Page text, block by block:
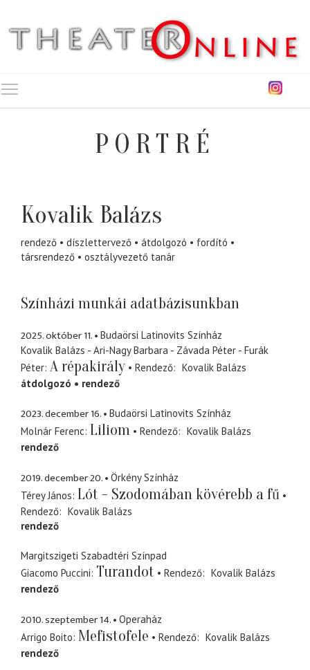
PORTRÉ
Kovalik Balázs
rendező díszlettervező átdolgozó
fordító
társrendező
osztályvezető tanár
Színházi munkái adatbázisunkban
2025. október 11.
Budaörsi Latinovits Színház
Kovalik Balázs - Ari-Nagy Barbara - Závada Péter - Furák
Péter A répakirály Rendező
Kovalik Balázs
átdolgozó
rendező
2023. december 16.
Budaörsi Latinovits Színház
Molnár Ferenc Liliom Rendező
Kovalik Balázs
rendező
2019. december 20.
Örkény Színház
Térey János Lót - Szodomában kövérebb a fű
Rendező
Kovalik Balázs
rendező
Margitszigeti Szabadtéri Színpad
Giacomo Puccini Turandot Rendező
Kovalik Balázs
rendező
2010. szeptember 14.
Operaház
Arrigo Boito Mefistofele Rendező
Kovalik Balázs
rendező